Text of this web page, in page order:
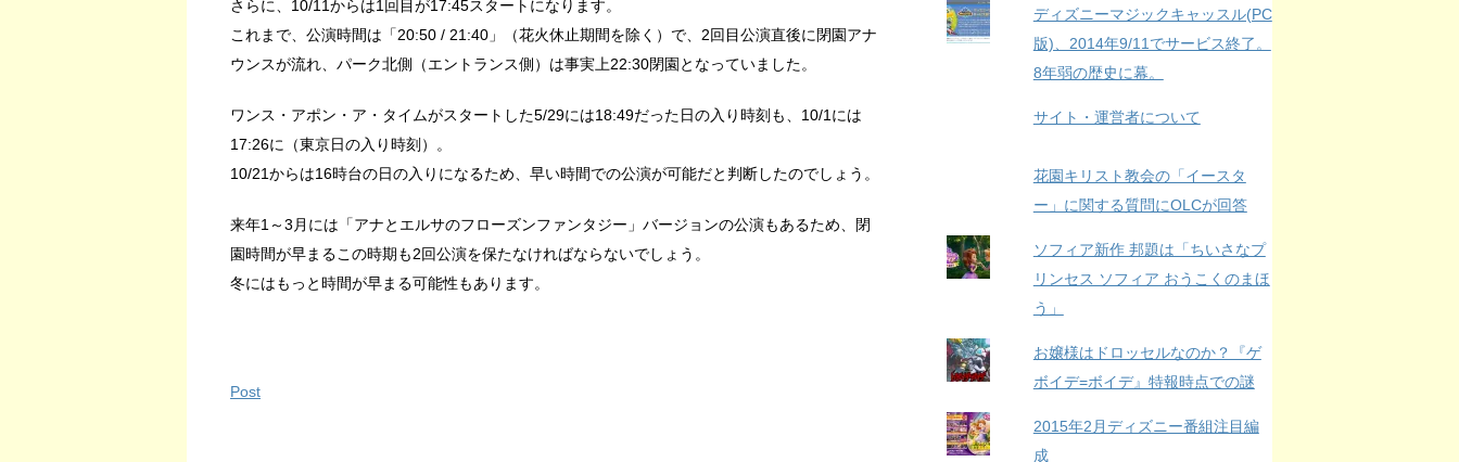
さらに、10/11からは1回目が17:45スタートになります。
これまで、公演時間は「20:50 / 21:40」（花火休止期間を除く）で、2回目公演直後に閉園アナ
ウンスが流れ、パーク北側（エントランス側）は事実上22:30閉園となっていました。
ワンス・アポン・ア・タイムがスタートした5/29には18:49だった日の入り時刻も、10/1には
17:26に（東京日の入り時刻）。
10/21からは16時台の日の入りになるため、早い時間での公演が可能だと判断したのでしょう。
来年1～3月には「アナとエルサのフローズンファンタジー」バージョンの公演もあるため、閉
園時間が早まるこの時期も2回公演を保たなければならないでしょう。
冬にはもっと時間が早まる可能性もあります。
Post
ディズニーマジックキャッスル(PC
版)、2014年9/11でサービス終了。
8年弱の歴史に幕。
サイト・運営者について
花園キリスト教会の「イースタ
ー」に関する質問にOLCが回答
ソフィア新作 邦題は「ちいさなプ
リンセス ソフィア おうこくのまほ
う」
お嬢様はドロッセルなのか？『ゲ
ボイデ=ボイデ』特報時点での謎
2015年2月ディズニー番組注目編
成